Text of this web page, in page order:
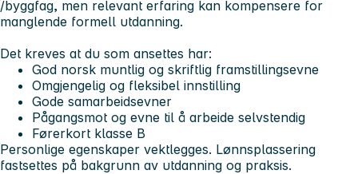
/byggfag, men relevant erfaring kan kompensere for
manglende formell utdanning.
Det kreves at du som ansettes har:
God norsk muntlig og skriftlig framstillingsevne
Omgjengelig og fleksibel innstilling
Gode samarbeidsevner
Pågangsmot og evne til å arbeide selvstendig
Førerkort klasse B
Personlige egenskaper vektlegges. Lønnsplassering
fastsettes på bakgrunn av utdanning og praksis.